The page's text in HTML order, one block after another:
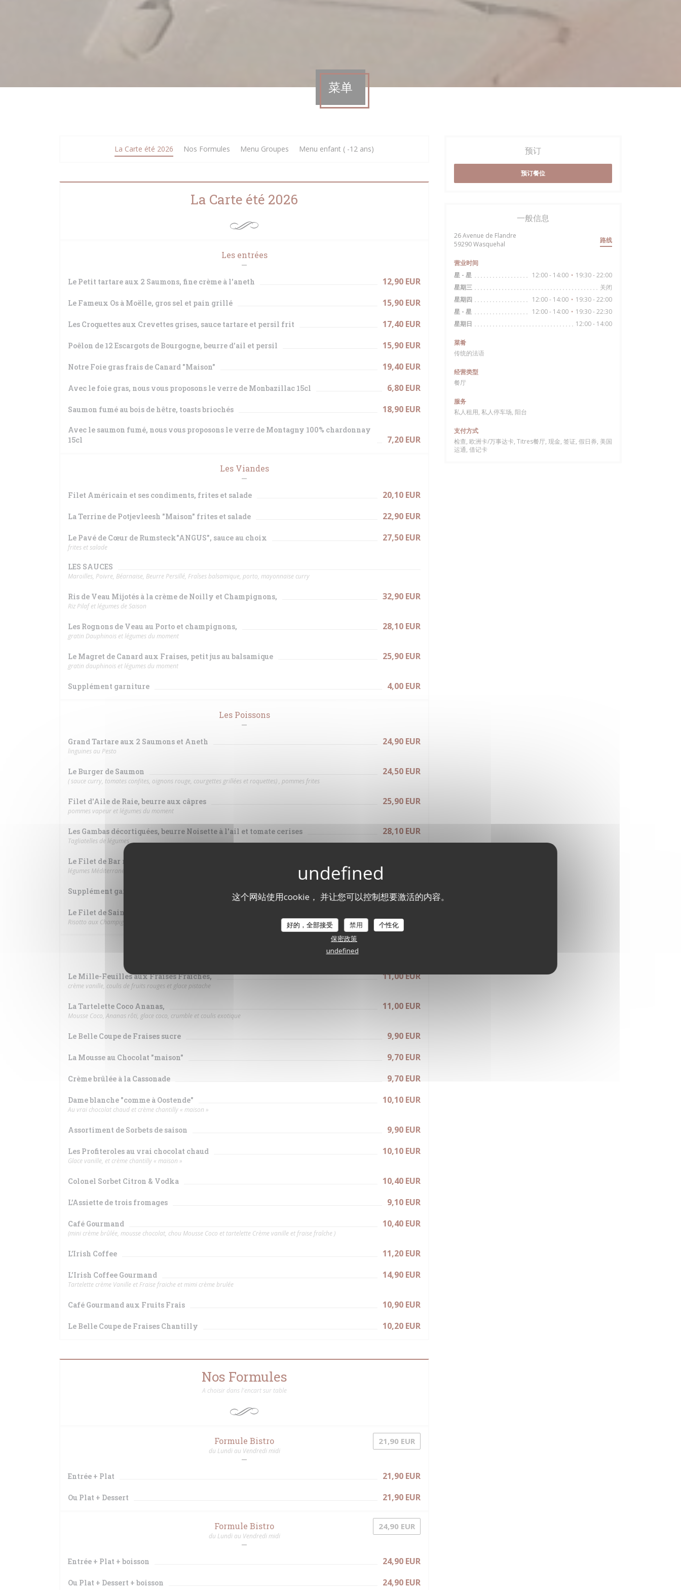
这个网站使用cookie， 并让您可以控制想要激活的内容。
好的，全部接受 禁用
个性化
保密政策
undefined
菜单
La Carte été 2026 Nos Formules Menu Groupes Menu enfant ( -12 ans)
La Carte été 2026
Les entrées
Le Petit tartare aux 2 Saumons, fine crème à l'aneth 12,90 EUR
Le Fameux Os à Moëlle, gros sel et pain grillé 15,90 EUR
Les Croquettes aux Crevettes grises, sauce tartare et persil frit 17,40 EUR
Poêlon de 12 Escargots de Bourgogne, beurre d'ail et persil 15,90 EUR
Notre Foie gras frais de Canard "Maison" 19,40 EUR
Avec le foie gras, nous vous proposons le verre de Monbazillac 15cl 6,80 EUR
Saumon fumé au bois de hêtre, toasts briochés 18,90 EUR
Avec le saumon fumé, nous vous proposons le verre de Montagny 100% chardonnay
15cl
7,20 EUR
Les Viandes
Filet Américain et ses condiments, frites et salade 20,10 EUR
La Terrine de Potjevleesh "Maison" frites et salade 22,90 EUR
Le Pavé de Cœur de Rumsteck"ANGUS", sauce au choix 27,50 EUR
frites et salade
LES SAUCES
Maroilles, Poivre, Béarnaise, Beurre Persillé, Fraîses balsamique, porto, mayonnaise curry
Ris de Veau Mijotés à la crème de Noilly et Champignons, 32,90 EUR
Riz Pilaf et légumes de Saison
Les Rognons de Veau au Porto et champignons, 28,10 EUR
gratin Dauphinois et légumes du moment
Le Magret de Canard aux Fraises, petit jus au balsamique 25,90 EUR
gratin dauphinois et légumes du moment
Supplément garniture 4,00 EUR
Les Poissons
Grand Tartare aux 2 Saumons et Aneth 24,90 EUR
linguines au Pesto
Le Burger de Saumon 24,50 EUR
( sauce curry, tomates confites, oignons rouge, courgettes grillées et roquettes) , pommes frites
Filet d'Aile de Raie, beurre aux câpres 25,90 EUR
pommes vapeur et légumes du moment
Les Gambas décortiquées, beurre Noisette à l'ail et tomate cerises 28,10 EUR
Tagliatelles de légumes
Le Filet de Bar rôti,
légumes Méditerranéens grillés, pesto de basilic
Supplément garniture 4,00 EUR
Le Filet de Saint-Pierre
Risotto aux Champignons, Parmesan et herbes fraîches
Le Mille-Feuilles aux Fraises Fraîches, 11,00 EUR
crème vanille, coulis de fruits rouges et glace pistache
La Tartelette Coco Ananas, 11,00 EUR
Mousse Coco, Ananas rôti, glace coco, crumble et coulis exotique
Le Belle Coupe de Fraises sucre 9,90 EUR
La Mousse au Chocolat "maison" 9,70 EUR
Crème brûlée à la Cassonade 9,70 EUR
Dame blanche "comme à Oostende" 10,10 EUR
Au vrai chocolat chaud et crème chantilly « maison »
Assortiment de Sorbets de saison 9,90 EUR
Les Profiteroles au vrai chocolat chaud 10,10 EUR
Glace vanille, et crème chantilly « maison »
Colonel Sorbet Citron & Vodka 10,40 EUR
L’Assiette de trois fromages 9,10 EUR
Café Gourmand 10,40 EUR
(mini crème brûlée, mousse chocolat, chou Mousse Coco et tartelette Crème vanille et fraise fraîche )
L’Irish Coffee 11,20 EUR
L'Irish Coffee Gourmand 14,90 EUR
Tartelette crème Vanille et Fraise fraiche et mimi crème brulée
Café Gourmand aux Fruits Frais 10,90 EUR
Le Belle Coupe de Fraises Chantilly 10,20 EUR
Nos Formules
A choisir dans l'encart sur table
Formule Bistro
du Lundi au Vendredi midi
21,90 EUR
Entrée + Plat 21,90 EUR
Ou Plat + Dessert 21,90 EUR
Formule Bistro
du Lundi au Vendredi midi
24,90 EUR
Entrée + Plat + boisson 24,90 EUR
Ou Plat + Dessert + boisson 24,90 EUR
预订
预订餐位
一般信息
26 Avenue de Flandre
59290 Wasquehal
路线
营业时间
星 - 星 12:00 - 14:00 • 19:30 - 22:00
星期三
关闭
星期四
12:00 - 14:00 • 19:30 - 22:00
星 - 星 12:00 - 14:00 • 19:30 - 22:30
星期日
12:00 - 14:00
菜肴
传统的法语
经营类型
餐厅
服务
私人租用, 私人停车场, 阳台
支付方式
检查, 欧洲卡/万事达卡, Titres餐厅, 现金, 签证, 假日券, 美国
运通, 借记卡